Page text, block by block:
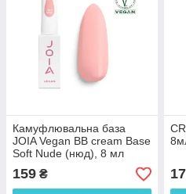
Камуфлювальна база
JOIA Vegan BB cream Base
Soft Nude (нюд), 8 мл
159 ₴